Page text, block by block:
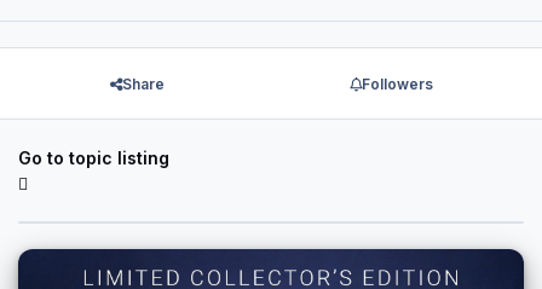
Share Followers
Go to topic listing